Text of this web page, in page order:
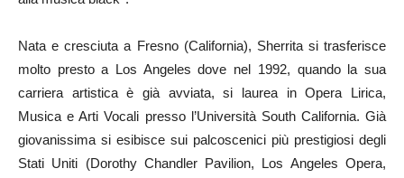
Nata e cresciuta a Fresno (California), Sherrita si trasferisce
molto presto a Los Angeles dove nel 1992, quando la sua
carriera artistica è già avviata, si laurea in Opera Lirica,
Musica e Arti Vocali presso l’Università South California. Già
giovanissima si esibisce sui palcoscenici più prestigiosi degli
Stati Uniti (Dorothy Chandler Pavilion, Los Angeles Opera,